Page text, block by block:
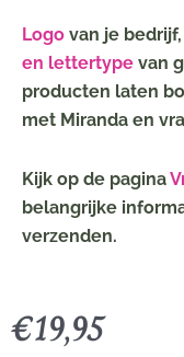
Logo van je
en lettertype van
producten laten
met Miranda en
Kijk op de pagina
belangrijke
verzenden.
€19,95